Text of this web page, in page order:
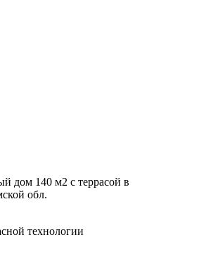
дом 140 м2 с террасой в
обл.
технологии